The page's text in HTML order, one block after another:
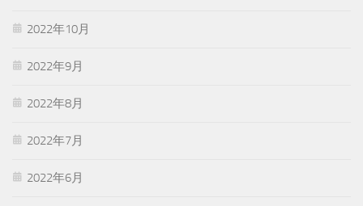
2022年10月
2022年9月
2022年8月
2022年7月
2022年6月